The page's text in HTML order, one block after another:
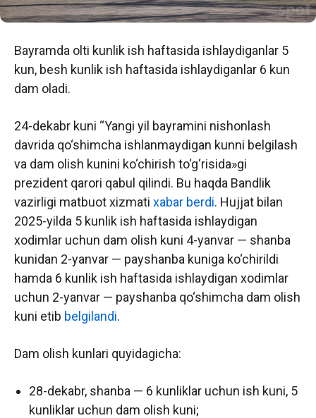
Bayramda olti kunlik ish haftasida ishlaydiganlar 5
kun, besh kunlik ish haftasida ishlaydiganlar 6 kun
dam oladi.
24-dekabr kuni “Yangi yil bayramini nishonlash
davrida qo‘shimcha ishlanmaydigan kunni belgilash
va dam olish kunini ko‘chirish to‘g‘risida»gi
prezident qarori qabul qilindi. Bu haqda Bandlik
vazirligi matbuot xizmati xabar berdi. Hujjat bilan
2025-yilda 5 kunlik ish haftasida ishlaydigan
xodimlar uchun dam olish kuni 4-yanvar — shanba
kunidan 2-yanvar — payshanba kuniga ko‘chirildi
hamda 6 kunlik ish haftasida ishlaydigan xodimlar
uchun 2-yanvar — payshanba qo‘shimcha dam olish
kuni etib belgilandi.
Dam olish kunlari quyidagicha:
28-dekabr, shanba — 6 kunliklar uchun ish kuni, 5
kunliklar uchun dam olish kuni;